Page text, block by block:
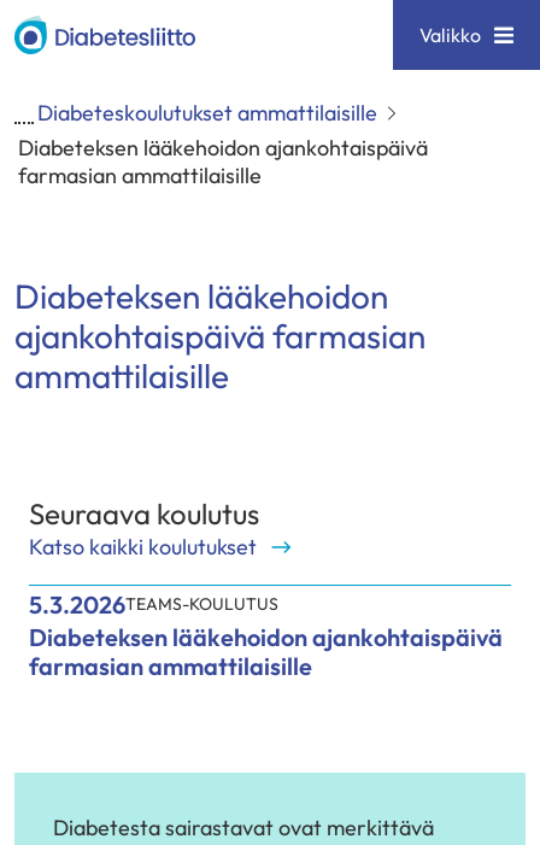
Siirry
sisältöön
Diabetesliitto Valikko
Diabeteskoulutukset ammattilaisille
Diabeteksen lääkehoidon ajankohtaispäivä
farmasian ammattilaisille
Diabeteksen lääkehoidon
ajankohtaispäivä farmasian
ammattilaisille
Seuraava koulutus
Katso kaikki koulutukset
5.3.2026TEAMS-KOULUTUS
Diabeteksen lääkehoidon ajankohtaispäivä
farmasian ammattilaisille
Diabetesta sairastavat ovat merkittävä